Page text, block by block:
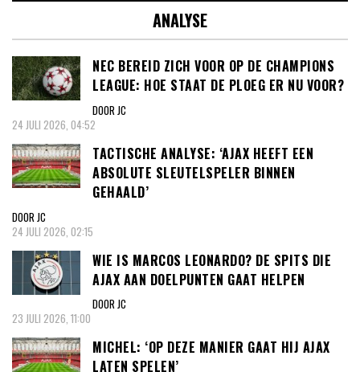
ANALYSE
NEC BEREID ZICH VOOR OP DE CHAMPIONS
LEAGUE: HOE STAAT DE PLOEG ER NU VOOR?
DOOR JC
24 JULI 2026, 04:52
TACTISCHE ANALYSE: ‘AJAX HEEFT EEN
ABSOLUTE SLEUTELSPELER BINNEN
GEHAALD’
DOOR JC
24 JULI 2026, 02:15
WIE IS MARCOS LEONARDO? DE SPITS DIE
AJAX AAN DOELPUNTEN GAAT HELPEN
DOOR JC
23 JULI 2026, 11:00
MICHEL: ‘OP DEZE MANIER GAAT HIJ AJAX
LATEN SPELEN’